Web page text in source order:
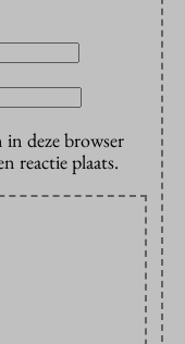
deze browser
reactie plaats.